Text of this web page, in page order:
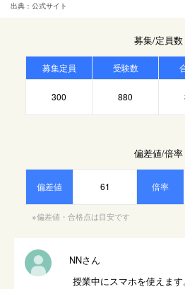
出典：公式サイト
募集/定員数
募集定員 受験数
300 880
偏差値/倍率
偏差値 61 倍率
※偏差値・合格点は目安です
NNさん
授業中にスマホを使えます。